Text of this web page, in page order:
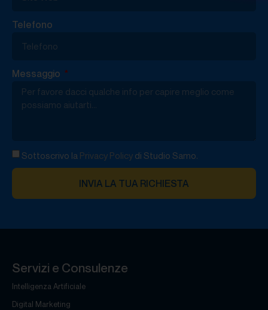
Telefono
Messaggio
Sottoscrivo la Privacy Policy di Studio Samo.
INVIA LA TUA RICHIESTA
Servizi e Consulenze
Intelligenza Artificiale
Digital Marketing